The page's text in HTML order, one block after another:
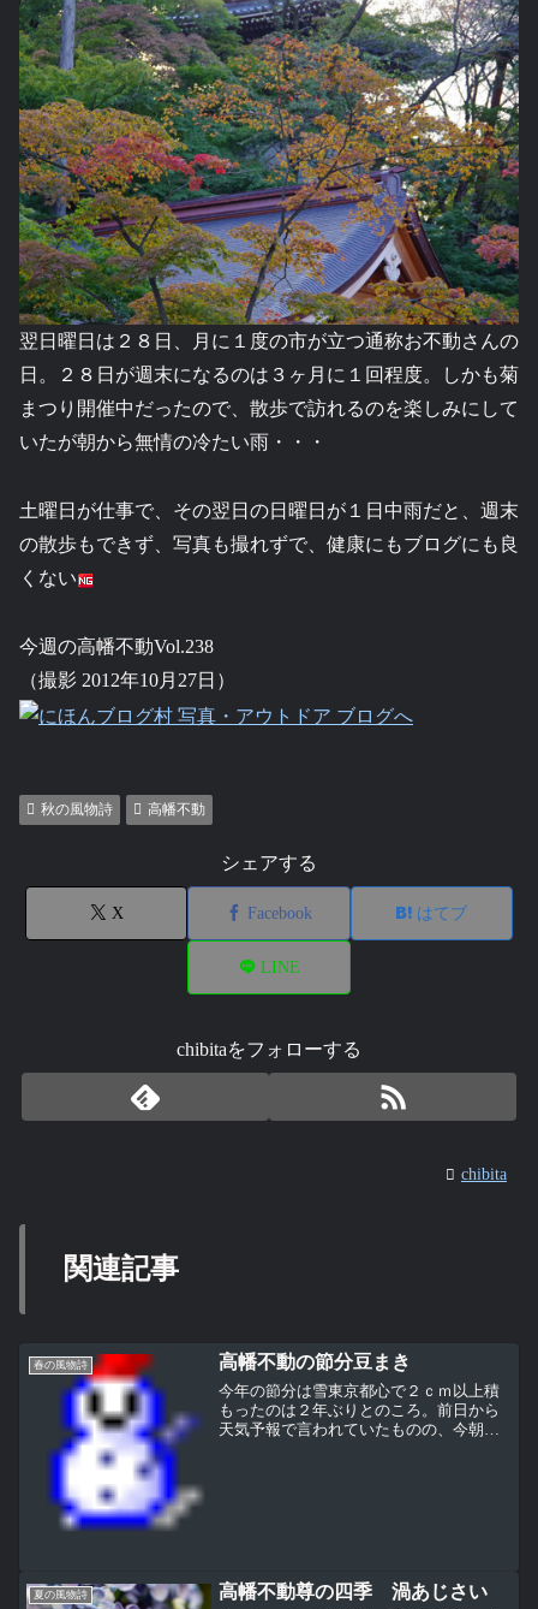
翌日曜日は２８日、月に１度の市が立つ通称お不動さんの
日。２８日が週末になるのは３ヶ月に１回程度。しかも菊
まつり開催中だったので、散歩で訪れるのを楽しみにして
いたが朝から無情の冷たい雨・・・
土曜日が仕事で、その翌日の日曜日が１日中雨だと、週末
の散歩もできず、写真も撮れずで、健康にもブログにも良
くない
今週の高幡不動Vol.238
（撮影 2012年10月27日）
秋の風物詩 高幡不動
シェアする
X Facebook はてブ
LINE
chibitaをフォローする
chibita
関連記事
春の風物詩 高幡不動の節分豆まき
今年の節分は雪東京都心で２ｃｍ以上積
もったのは２年ぶりとのころ。前日から
天気予報で言われていたものの、今朝は
夏の風物詩 高幡不動尊の四季 渦あじさい